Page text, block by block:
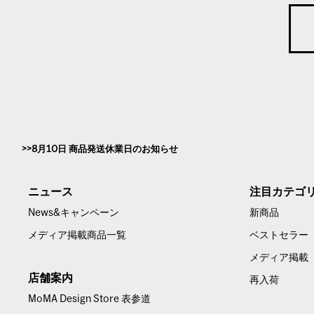
8月10日 商品発送休業日のお知らせ
ニュース
News&キャンペーン
メディア掲載商品一覧
店舗案内
MoMA Design Store 表参道
注目カテゴ
新商品
ベストセラー
メディア掲載
再入荷